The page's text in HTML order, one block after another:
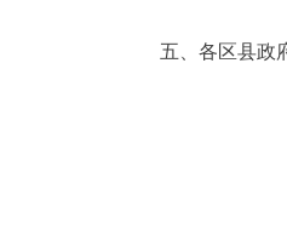
五、各区县政府